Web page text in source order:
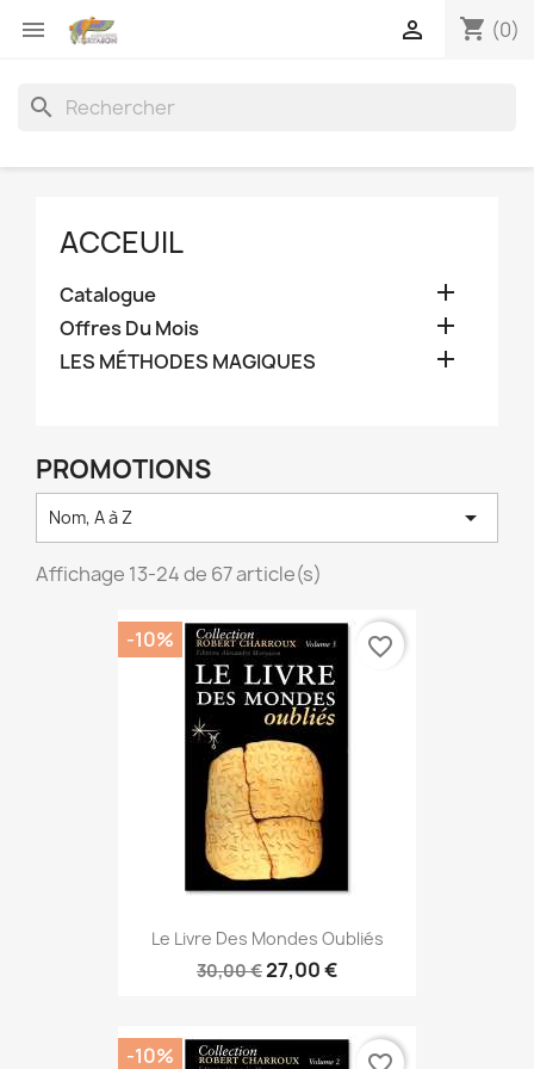
 shopping_cart (0)

search
ACCEUIL
Catalogue 
Offres Du Mois 
LES MÉTHODES MAGIQUES 
PROMOTIONS
Nom, A à Z 
Affichage 13-24 de 67 article(s)
Le Livre Des Mondes Oubliés
30,00 €27,00 €
-10% favorite_border
-10%